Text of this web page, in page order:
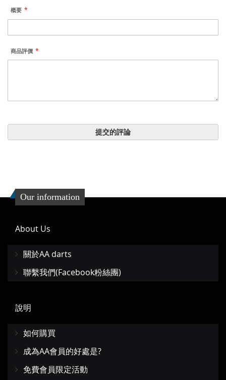
概要
商品評價
提交的評論
Our information
About Us
關於AA darts
聯繫我們(Facebook粉絲團)
說明
如何購買
成為AA會員的好處是?
免費會員限定活動